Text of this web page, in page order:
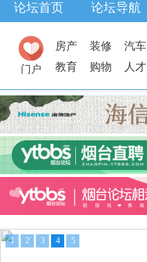
论坛首页 论坛导航
门户
房产 装修 汽车
教育
购物 人才
1 2 3 4 5